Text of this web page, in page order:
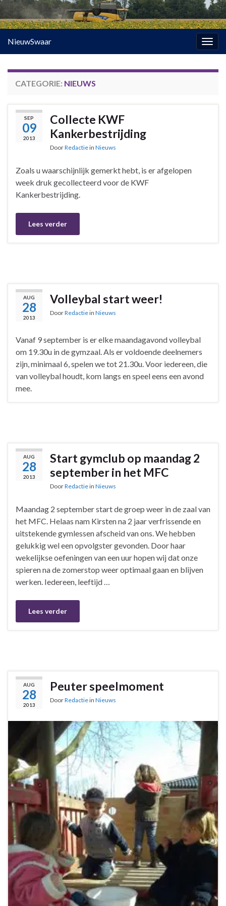
NieuwSwaar
CATEGORIE: NIEUWS
SEP
09
2013
Collecte KWF
Kankerbestrijding
DoorRedactiein Nieuws
Zoals u waarschijnlijk gemerkt hebt, is er afgelopen
week druk gecollecteerd voor de KWF
Kankerbestrijding.
Lees verder
AUG
28
2013
Volleybal start weer!
DoorRedactiein Nieuws
Vanaf 9 september is er elke maandagavond volleybal
om 19.30u in de gymzaal. Als er voldoende deelnemers
zijn, minimaal 6, spelen we tot 21.30u. Voor iedereen, die
van volleybal houdt, kom langs en speel eens een avond
mee.
AUG
28
2013
Start gymclub op maandag 2
september in het MFC
DoorRedactiein Nieuws
Maandag 2 september start de groep weer in de zaal van
het MFC. Helaas nam Kirsten na 2 jaar verfrissende en
uitstekende gymlessen afscheid van ons. We hebben
gelukkig wel een opvolgster gevonden. Door haar
wekelijkse oefeningen van een uur hopen wij dat onze
spieren na de zomerstop weer optimaal gaan en blijven
werken. Iedereen, leeftijd …
Lees verder
AUG
28
2013
Peuter speelmoment
DoorRedactiein Nieuws